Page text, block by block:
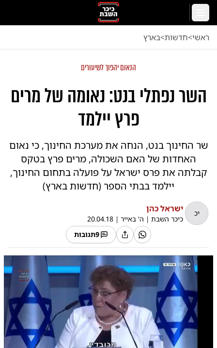
דלג לתוכן הראשי
ראשי<חדשות<בארץ
הנאום יהפוך לשיעורים
השר נפתלי בנט: נאומה של מרים
פרץ יילמד
שר החינוך בנט, הנחה את מערכת החינוך, כי נאום
האחדות של האם השכולה, מרים פרץ בטקס
קבלתה את פרס ישראל על פועלה בתחום החינוך,
יילמד בבתי הספר (חדשות בארץ)
יכ ישראל כהן
כיכר השבת | ה' באייר |
20.04.18
9תגובות